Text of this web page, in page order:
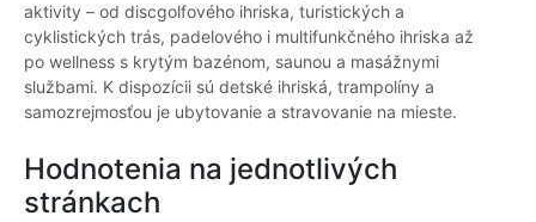
aktivity – od discgolfového ihriska, turistických a
cyklistických trás, padelového i multifunkčného ihriska až
po wellness s krytým bazénom, saunou a masážnymi
službami. K dispozícii sú detské ihriská, trampolíny a
samozrejmosťou je ubytovanie a stravovanie na mieste.
Hodnotenia na jednotlivých
stránkach